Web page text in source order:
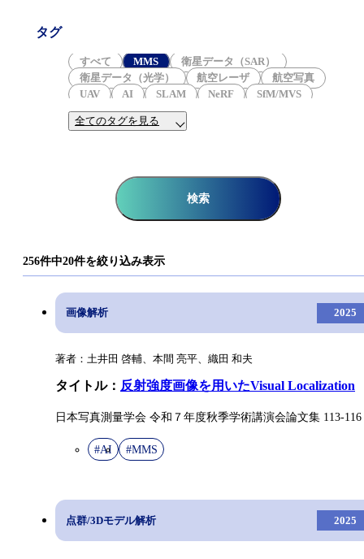
タグ
すべて MMS
衛星データ（SAR）
衛星データ（光学）
航空レーザ
航空写真
UAV
AI SLAM NeRF
SfM/MVS
三次元点群
3DGS
津波
防災 岩石学
全てのタグを見る
検索
256件中20件を絞り込み表示
画像解析 2025
著者：土井田 啓輔、本間 亮平、織田 和夫
タイトル： 反射強度画像を用いたVisual Localization
日本写真測量学会 令和７年度秋季学術講演会論文集 113-116
#AI #MMS
点群/3Dモデル解析 2025